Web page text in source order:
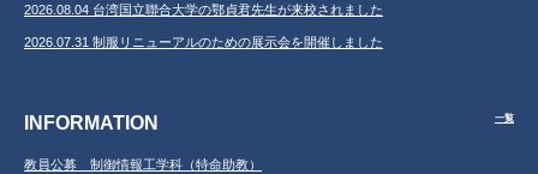
2026.08.04 台湾国立聯合大学の鄂貞君先生が来校されました
2026.07.31 制服リニューアルのための展示会を開催しました
INFORMATION 一覧
教員公募 制御情報工学科（特命助教）